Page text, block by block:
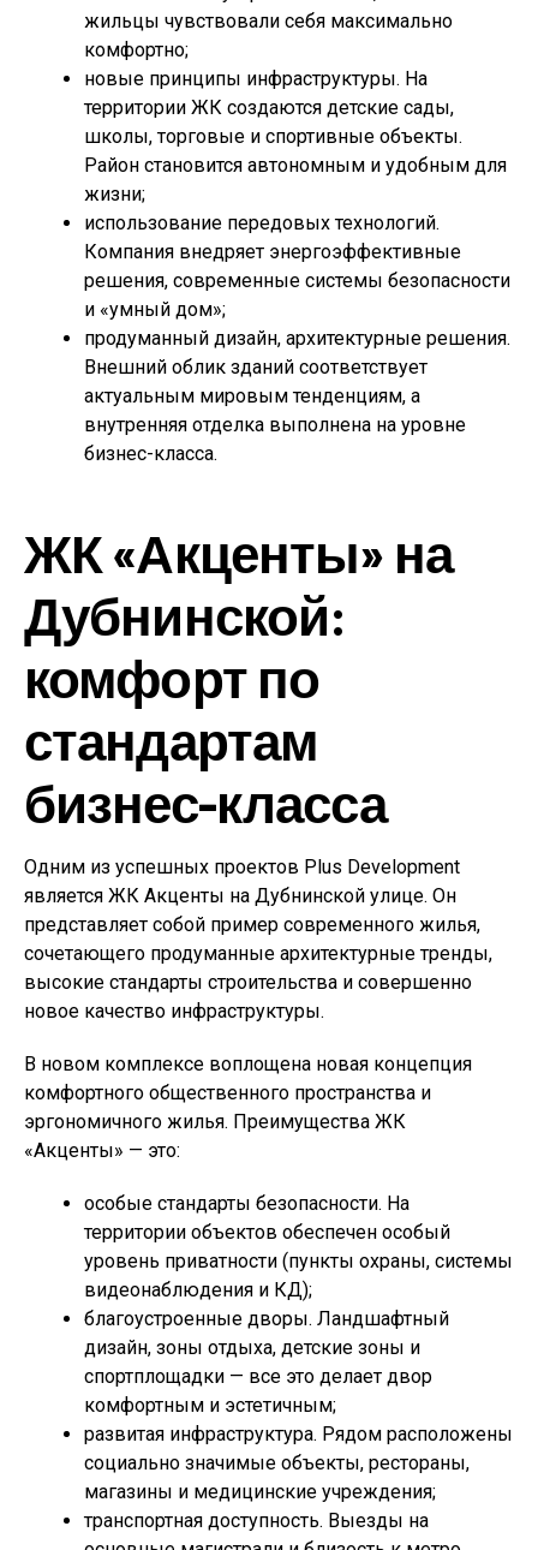
жильцы чувствовали себя максимально
комфортно;
новые принципы инфраструктуры. На
территории ЖК создаются детские сады,
школы, торговые и спортивные объекты.
Район становится автономным и удобным для
жизни;
использование передовых технологий.
Компания внедряет энергоэффективные
решения, современные системы безопасности
и «умный дом»;
продуманный дизайн, архитектурные решения.
Внешний облик зданий соответствует
актуальным мировым тенденциям, а
внутренняя отделка выполнена на уровне
бизнес-класса.
ЖК «Акценты» на
Дубнинской:
комфорт по
стандартам
бизнес-класса
Одним из успешных проектов Plus Development
является ЖК Акценты на Дубнинской улице. Он
представляет собой пример современного жилья,
сочетающего продуманные архитектурные тренды,
высокие стандарты строительства и совершенно
новое качество инфраструктуры.
В новом комплексе воплощена новая концепция
комфортного общественного пространства и
эргономичного жилья. Преимущества ЖК
«Акценты» — это:
особые стандарты безопасности. На
территории объектов обеспечен особый
уровень приватности (пункты охраны, системы
видеонаблюдения и КД);
благоустроенные дворы. Ландшафтный
дизайн, зоны отдыха, детские зоны и
спортплощадки — все это делает двор
комфортным и эстетичным;
развитая инфраструктура. Рядом расположены
социально значимые объекты, рестораны,
магазины и медицинские учреждения;
транспортная доступность. Выезды на